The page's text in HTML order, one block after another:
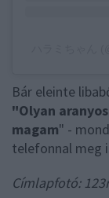
Bár eleinte
"Olyan
magam" -
telefonnal meg
Címlapfotó: